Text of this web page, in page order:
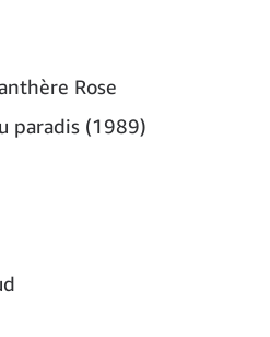
Rose
paradis (1989)